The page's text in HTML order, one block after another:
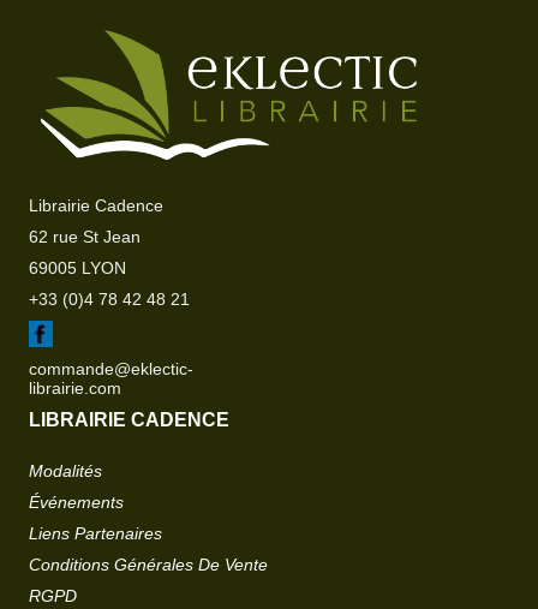
Librairie Cadence
62 rue St Jean
69005 LYON
+33 (0)4 78 42 48 21
commande@eklectic-
librairie.com
LIBRAIRIE CADENCE
Modalités
Événements
Liens Partenaires
Conditions Générales De Vente
RGPD